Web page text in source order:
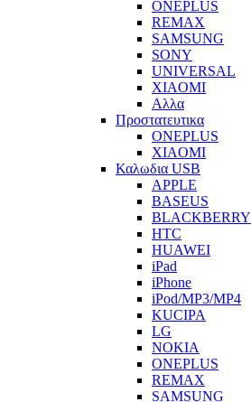
ONEPLUS
REMAX
SAMSUNG
SONY
UNIVERSAL
XIAOMI
Αλλα
Προστατευτικα
ONEPLUS
XIAOMI
Καλωδια USB
APPLE
BASEUS
BLACKBERRY
HTC
HUAWEI
iPad
iPhone
iPod/MP3/MP4
KUCIPA
LG
NOKIA
ONEPLUS
REMAX
SAMSUNG